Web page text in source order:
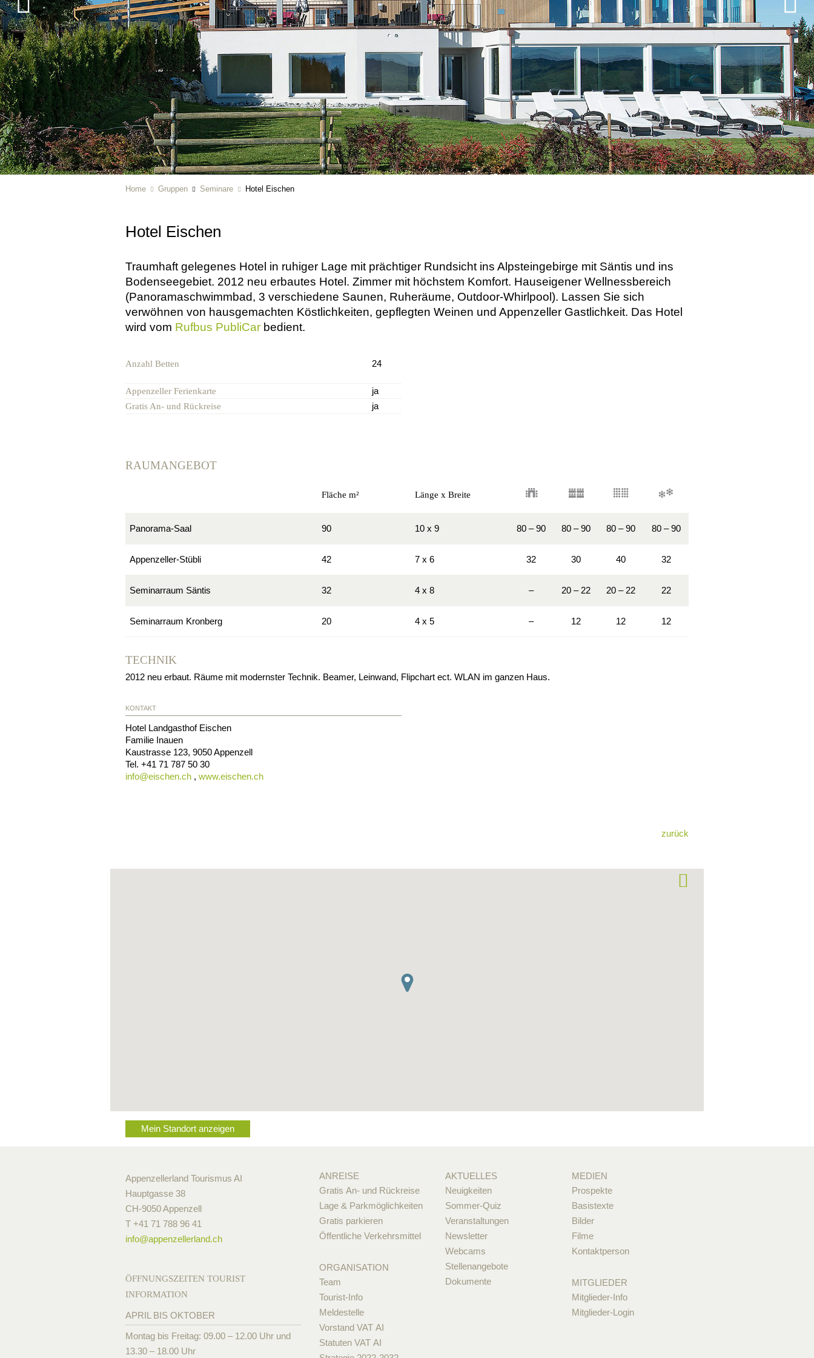
Home Gruppen Seminare Hotel Eischen
Hotel Eischen
Traumhaft gelegenes Hotel in ruhiger Lage mit prächtiger Rundsicht ins Alpsteingebirge mit Säntis und ins
Bodenseegebiet. 2012 neu erbautes Hotel. Zimmer mit höchstem Komfort. Hauseigener Wellnessbereich
(Panoramaschwimmbad, 3 verschiedene Saunen, Ruheräume, Outdoor-Whirlpool). Lassen Sie sich
verwöhnen von hausgemachten Köstlichkeiten, gepflegten Weinen und Appenzeller Gastlichkeit. Das Hotel
wird vom Rufbus PubliCar bedient.
Anzahl Betten 24
Appenzeller Ferienkarte ja
Gratis An- und Rückreise ja
RAUMANGEBOT
Fläche m² Länge x Breite
Panorama-Saal 90 10 x 9 80 – 90 80 – 90 80 – 90 80 – 90
Appenzeller-Stübli 42 7 x 6 32 30 40 32
Seminarraum Säntis 32 4 x 8 – 20 – 22 20 – 22 22
Seminarraum Kronberg 20 4 x 5 – 12 12 12
TECHNIK
2012 neu erbaut. Räume mit modernster Technik. Beamer, Leinwand, Flipchart ect. WLAN im ganzen Haus.
KONTAKT
Hotel Landgasthof Eischen
Familie Inauen
Kaustrasse 123, 9050Appenzell
Tel. +41 71 787 50 30
info@eischen.ch , www.eischen.ch
zurück
Mein Standort anzeigen
Appenzellerland Tourismus AI
Hauptgasse 38
CH-9050 Appenzell
T +41 71 788 96 41
info@appenzellerland.ch
ÖFFNUNGSZEITEN TOURIST
INFORMATION
APRIL BIS OKTOBER
Montag bis Freitag: 09.00 – 12.00 Uhr und
13.30 – 18.00 Uhr
ANREISE
Gratis An- und Rückreise
Lage & Parkmöglichkeiten
Gratis parkieren
Öffentliche Verkehrsmittel
ORGANISATION
Team
Tourist-Info
Meldestelle
Vorstand VAT AI
Statuten VAT AI
AKTUELLES
Neuigkeiten
Sommer-Quiz
Veranstaltungen
Newsletter
Webcams
Stellenangebote
Dokumente
MEDIEN
Prospekte
Basistexte
Bilder
Filme
Kontaktperson
MITGLIEDER
Mitglieder-Info
Mitglieder-Login